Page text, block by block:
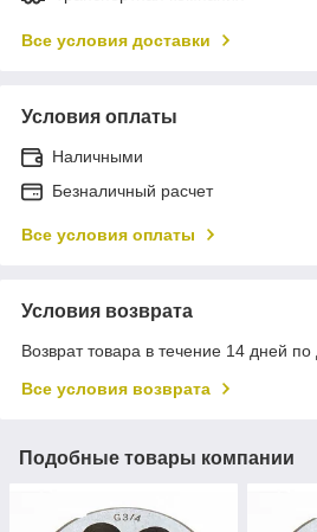
Все условия доставки
Условия оплаты
Наличными
Безналичный расчет
Все условия оплаты
Условия возврата
Возврат товара в течение 14 дней по
Все условия возврата
Подобные товары компании